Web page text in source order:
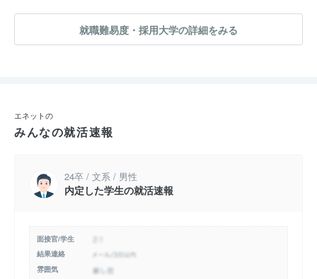
就職難易度・採用大学の詳細をみる
エネットの
みんなの就活速報
24卒 / 文系 / 男性
内定した学生の就活速報
面接官/学生
結果連絡
雰囲気